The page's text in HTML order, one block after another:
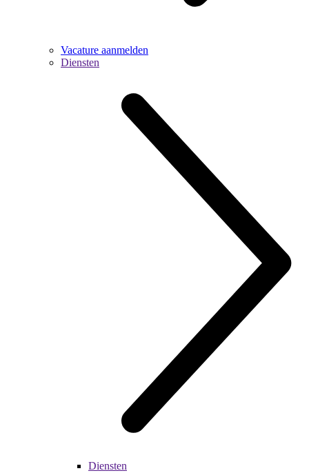
Vacature aanmelden
Diensten
Diensten